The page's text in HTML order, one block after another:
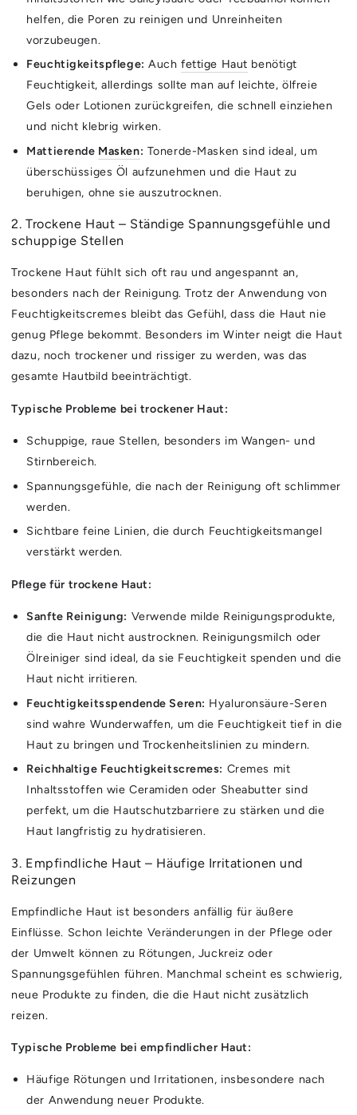
helfen, die Poren zu reinigen und Unreinheiten
vorzubeugen.
Feuchtigkeitspflege: Auchfettige Haut benötigt
Feuchtigkeit, allerdings sollte man auf leichte, ölfreie
Gels oder Lotionen zurückgreifen, die schnell einziehen
und nicht klebrig wirken.
Mattierende Masken: Tonerde-Masken sind ideal, um
überschüssiges Öl aufzunehmen und die Haut zu
beruhigen, ohne sie auszutrocknen.
2. Trockene Haut – Ständige Spannungsgefühle und
schuppige Stellen
Trockene Haut fühlt sich oft rau und angespannt an,
besonders nach der Reinigung. Trotz der Anwendung von
Feuchtigkeitscremes bleibt das Gefühl, dass die Haut nie
genug Pflege bekommt. Besonders im Winter neigt die Haut
dazu, noch trockener und rissiger zu werden, was das
gesamte Hautbild beeinträchtigt.
Typische Probleme bei trockener Haut:
Schuppige, raue Stellen, besonders im Wangen- und
Stirnbereich.
Spannungsgefühle, die nach der Reinigung oft schlimmer
werden.
Sichtbare feine Linien, die durch Feuchtigkeitsmangel
verstärkt werden.
Pflege für trockene Haut:
Sanfte Reinigung: Verwende milde Reinigungsprodukte,
die die Haut nicht austrocknen. Reinigungsmilch oder
Ölreiniger sind ideal, da sie Feuchtigkeit spenden und die
Haut nicht irritieren.
Feuchtigkeitsspendende Seren: Hyaluronsäure-Seren
sind wahre Wunderwaffen, um die Feuchtigkeit tief in die
Haut zu bringen und Trockenheitslinien zu mindern.
Reichhaltige Feuchtigkeitscremes: Cremes mit
Inhaltsstoffen wie Ceramiden oder Sheabutter sind
perfekt, um die Hautschutzbarriere zu stärken und die
Haut langfristig zu hydratisieren.
3. Empfindliche Haut – Häufige Irritationen und
Reizungen
Empfindliche Haut ist besonders anfällig für äußere
Einflüsse. Schon leichte Veränderungen in der Pflege oder
der Umwelt können zu Rötungen, Juckreiz oder
Spannungsgefühlen führen. Manchmal scheint es schwierig,
neue Produkte zu finden, die die Haut nicht zusätzlich
reizen.
Typische Probleme bei empfindlicher Haut:
Häufige Rötungen und Irritationen, insbesondere nach
der Anwendung neuer Produkte.